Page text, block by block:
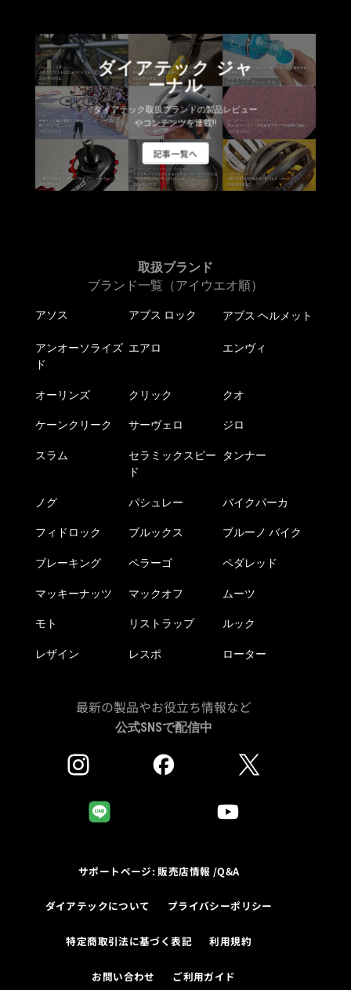
ダイアテック ジャ
ーナル
ダイアテック取扱ブランドの製品レビュー
やコンテンツを連載!!
記事一覧へ
取扱ブランド
ブランド一覧（アイウエオ順）
アソス アブス ロック アブス ヘルメット
アンオーソライズ
ド
エアロ エンヴィ
オーリンズ クリック クオ
ケーンクリーク サーヴェロ ジロ
スラム
セラミックスピー
ド
タンナー
ノグ パシュレー バイクパーカ
フィドロック ブルックス ブルーノ バイク
ブレーキング ペラーゴ ペダレッド
マッキーナッツ マックオフ ムーツ
モト リストラップ ルック
レザイン レスポ ローター
最新の製品やお役立ち情報など
公式SNSで配信中
サポートページ: 販売店情報 /Q&A
ダイアテックについて プライバシーポリシー
特定商取引法に基づく表記 利用規約
お問い合わせ ご利用ガイド